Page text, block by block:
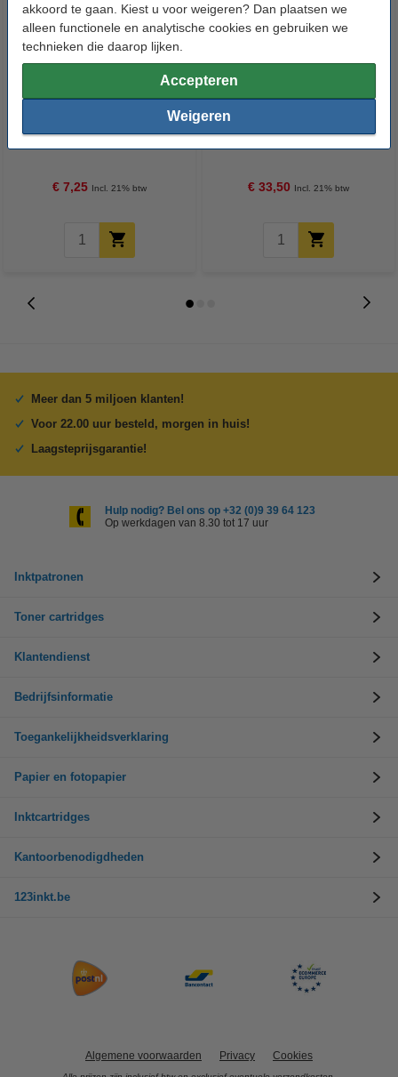
akkoord te gaan. Kiest u voor weigeren? Dan plaatsen we
alleen functionele en analytische cookies en gebruiken we
technieken die daarop lijken.
Accepteren
Weigeren
123inkt kopieerpapier 1 pak van
€ 7,25 Incl. 21% btw
123inkt kopieerpapier 1 doos
€ 33,50 Incl. 21% btw
Meer dan 5 miljoen klanten!
Voor 22.00 uur besteld, morgen in huis!
Laagsteprijsgarantie!
Hulp nodig? Bel ons op +32 (0)9 39 64 123
Op werkdagen van 8.30 tot 17 uur
Inktpatronen
Toner cartridges
Klantendienst
Bedrijfsinformatie
Toegankelijkheidsverklaring
Papier en fotopapier
Inktcartridges
Kantoorbenodigdheden
123inkt.be
Algemene voorwaarden Privacy Cookies